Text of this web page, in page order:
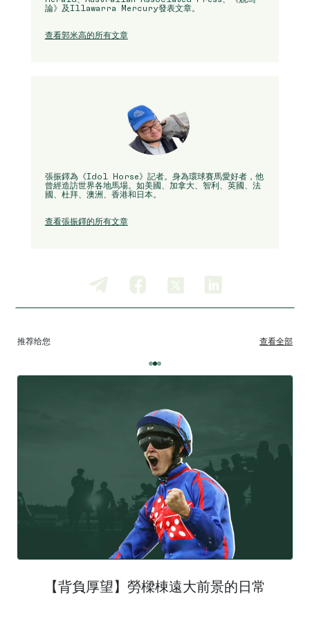
論》及Illawarra Mercury發表文章。
查看郭米高的所有文章
張振鐸為《Idol Horse》記者。身為環球賽馬愛好者，他
曾經造訪世界各地馬場。如美國、加拿大、智利、英國、法
國、杜拜、澳洲、香港和日本。
查看張振鐸的所有文章
推荐给您 查看全部
【背負厚望】勞樑棟遠大前景的日常